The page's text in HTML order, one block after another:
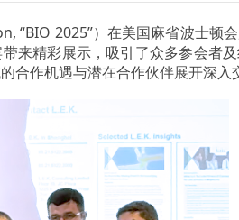
“BIO 2025”）在美国麻省波士顿
来精彩展示，吸引了众多参会者
作机遇与潜在合作伙伴展开深入